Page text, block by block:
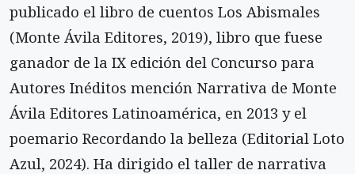
publicado el libro de cuentos Los Abismales
(Monte Ávila Editores, 2019), libro que fuese
ganador de la IX edición del Concurso para
Autores Inéditos mención Narrativa de Monte
Ávila Editores Latinoamérica, en 2013 y el
poemario Recordando la belleza (Editorial Loto
Azul, 2024). Ha dirigido el taller de narrativa